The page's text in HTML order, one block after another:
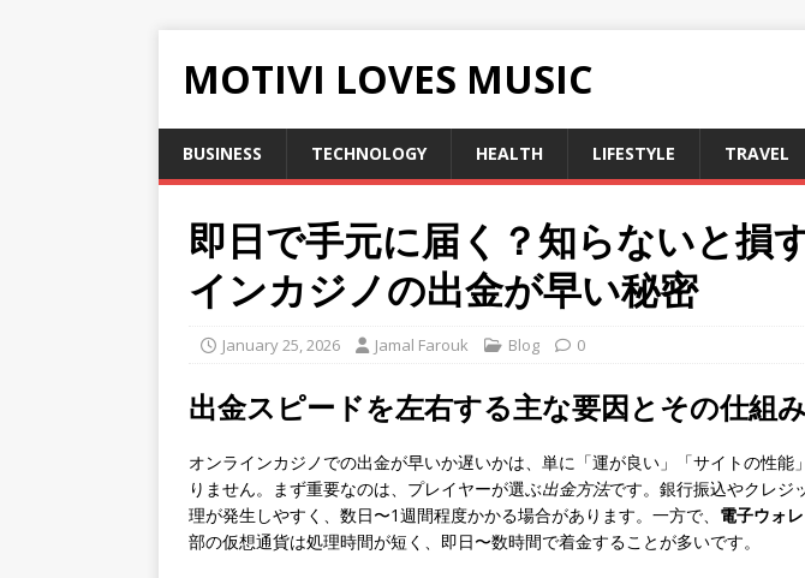
MOTIVI LOVES MUSIC
BUSINESS TECHNOLOGY HEALTH LIFESTYLE TRAVEL
即日で手元に届く？知らないと損
インカジノの出金が早い秘密
January 25, 2026 Jamal Farouk Blog 0
出金スピードを左右する主な要因とその仕組み
オンラインカジノでの出金が早いか遅いかは、単に「運が良い」「サイトの性能
りません。まず重要なのは、プレイヤーが選ぶ出金方法です。銀行振込やクレジ
理が発生しやすく、数日〜1週間程度かかる場合があります。一方で、 電子ウォ
部の仮想通貨は処理時間が短く、即日〜数時間で着金することが多いです。